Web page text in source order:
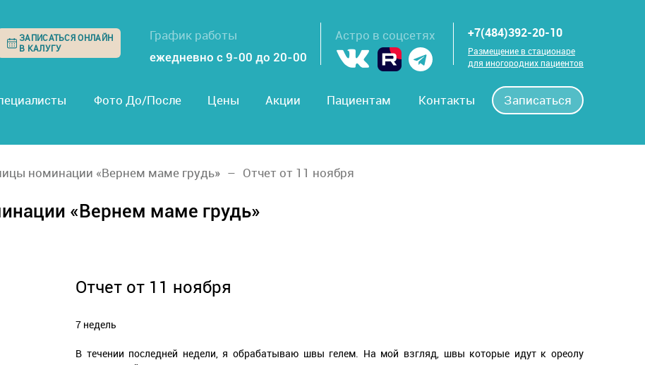
ЗАПИСАТЬСЯ ОНЛАЙН
В КАЛУГУ
График работы
ежедневно с 9-00 до 20-00
Астро в соцсетях +7(484)392-20-10
Размещение в стационаре
для иногородних пациентов
Фото До/После Цены Акции Пациентам Контакты Записаться
номинации «Вернем маме грудь» Отчет от 11 ноября
«Вернем маме грудь»
Отчет от 11 ноября
7 недель
В течении последней недели, я обрабатываю швы гелем. На мой взгляд, швы которые идут к ореолу